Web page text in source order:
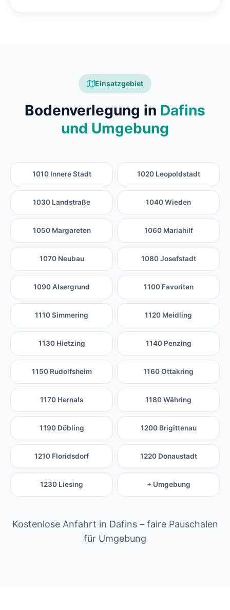
Einsatzgebiet
Bodenverlegung in Dafins
und Umgebung
1010 Innere Stadt 1020 Leopoldstadt
1030 Landstraße 1040 Wieden
1050 Margareten 1060 Mariahilf
1070 Neubau 1080 Josefstadt
1090 Alsergrund 1100 Favoriten
1110 Simmering 1120 Meidling
1130 Hietzing 1140 Penzing
1150 Rudolfsheim 1160 Ottakring
1170 Hernals 1180 Währing
1190 Döbling 1200 Brigittenau
1210 Floridsdorf 1220 Donaustadt
1230 Liesing + Umgebung
Kostenlose Anfahrt in Dafins – faire Pauschalen
für Umgebung